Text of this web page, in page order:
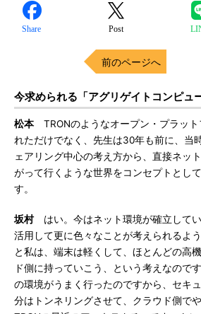
Share Post
前のページへ
今求められる「アグリゲイトコンピュ
松本TRONのようなオープン・プラット
れただけでなく、先生は30年も前に、当
ェアリング中心の考え方から、直接ネッ
がって行くような世界をコンセプトとし
す。
坂村はい。今はネット環境が確立して
活用して更に色々なことが考えられるよ
と私は、端末は軽くして、ほとんどの高
ド側に持っていこう、という考えなので
の環境がうまく行ったのですから、セキ
分はトンネリングさせて、クラウド側で